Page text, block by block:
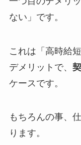
ない」です。
これは「高時給
デメリットで、
ケースです。
もちろんの事、
ります。